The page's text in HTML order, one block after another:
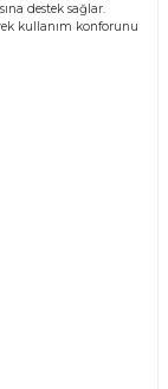
destek sağlar.
kullanım konforunu